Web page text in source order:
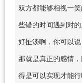
双方都能够相视一
些错的时间遇到对
好扯淡啊，你可以
那就是真正的感情
得是可以实现才能行